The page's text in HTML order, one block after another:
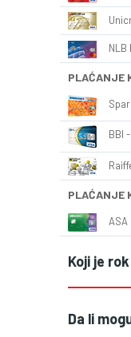
NLB
PLAĆANJE
BBI
PLAĆANJE
ASA
Koji je
Da li